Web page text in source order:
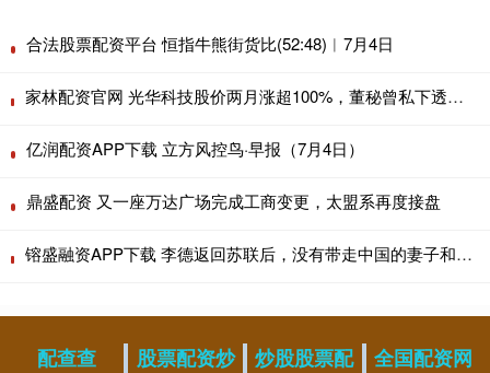
合法股票配资平台 恒指牛熊街货比(52:48)︱7月4日
家林配资官网 光华科技股价两月涨超100%，董秘曾私下透露固态电池材料产能被警示
亿润配资APP下载 立方风控鸟·早报（7月4日）
鼎盛配资 又一座万达广场完成工商变更，太盟系再度接盘
镕盛融资APP下载 李德返回苏联后，没有带走中国的妻子和儿子，后来过得怎样了？
配查查
股票配资炒
炒股股票配
全国配资网